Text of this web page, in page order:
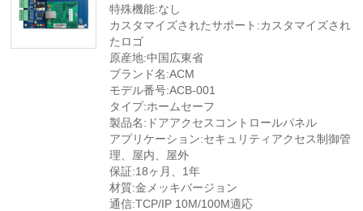
特殊機能:なし
カスタマイズされたサポート:カスタマイズされ
たロゴ
原産地:中国広東省
ブランド名:ACM
モデル番号:ACB-001
タイプ:ホームセーフ
製品名:ドアアクセスコントロールパネル
アプリケーション:セキュリティアクセス制御管
理、屋内、屋外
保証:18ヶ月、1年
材質:金メッキバージョン
通信:TCP/IP 10M/100M適応